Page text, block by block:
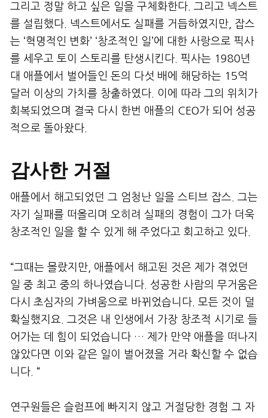
그리고 정말 하고 싶은 일을 구체화한다. 그리고 넥스트
를 설립했다. 넥스트에서도 실패를 거듭하였지만, 잡스
는 ‘혁명적인 변화’ ‘창조적인 일’에 대한 사랑으로 픽사
를 세우고 토이 스토리를 탄생시킨다. 픽사는 1980년
대 애플에서 벌어들인 돈의 다섯 배에 해당하는 15억
달러 이상의 가치를 창출하였다. 이에 따라 그의 위치가
회복되었으며 결국 다시 한번 애플의 CEO가 되어 성공
적으로 돌아왔다.
감사한 거절
애플에서 해고되었던 그 엄청난 일을 스티브 잡스. 그는
자기 실패를 떠올리며 오히려 실패의 경험이 그가 더욱
창조적인 일을 할 수 있게 해 주었다고 회고하고 있다.
“그때는 몰랐지만, 애플에서 해고된 것은 제가 겪었던
일 중 최고 중의 하나였습니다. 성공한 사람의 무거움은
다시 초심자의 가벼움으로 바뀌었습니다. 모든 것이 덜
확실했지요. 그것은 내 인생에서 가장 창조적 시기로 들
어가는 데 힘이 되었습니다 … 제가 만약 애플을 떠나지
않았다면 이와 같은 일이 벌어졌을 거라 확신할 수 없습
니다. “
연구원들은 슬럼프에 빠지지 않고 거절당한 경험 그 자